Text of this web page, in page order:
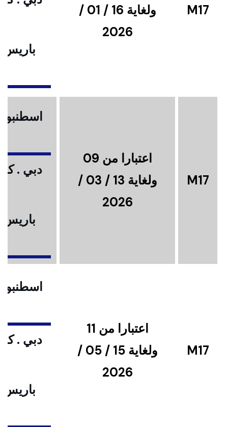
M17
ولغاية 16 / 01 /
2026
باريس
M17
اعتبارا من 09
ولغاية 13 / 03 /
2026
دبي .
باريس
M17
اعتبارا من 11
ولغاية 15 / 05 /
2026
دبي .
باريس